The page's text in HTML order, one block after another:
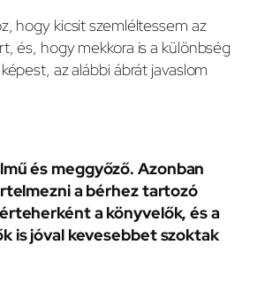
hogy kicsit szemléltessem az
és, hogy mekkora is a különbség
az alábbi ábrát javaslom
és meggyőző. Azonban
a bérhez tartozó
a könyvelők, és a
is jóval kevesebbet szoktak